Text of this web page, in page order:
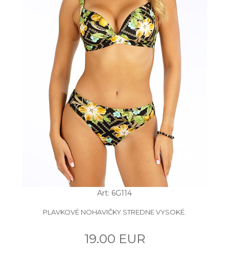
Art: 6G114
PLAVKOVÉ NOHAVIČKY STREDNE VYSOKÉ.
19.00 EUR